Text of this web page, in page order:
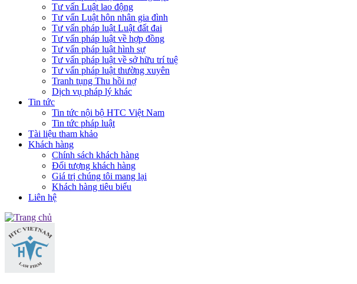
Tư vấn Luật lao động
Tư vấn Luật hôn nhân gia đình
Tư vấn pháp luật Luật đất đai
Tư vấn pháp luật về hợp đồng
Tư vấn pháp luật hình sự
Tư vấn pháp luật về sở hữu trí tuệ
Tư vấn pháp luật thường xuyên
Tranh tụng Thu hồi nợ
Dịch vụ pháp lý khác
Tin tức
Tin tức nội bộ HTC Việt Nam
Tin tức pháp luật
Tài liệu tham khảo
Khách hàng
Chính sách khách hàng
Đối tượng khách hàng
Giá trị chúng tôi mang lại
Khách hàng tiêu biểu
Liên hệ